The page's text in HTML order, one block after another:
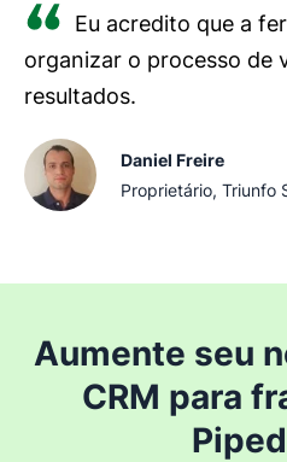
Eu acredito que a
organizar o processo de
resultados.
Daniel Freire
Proprietário, Triunfo
Aumente seu
CRM para